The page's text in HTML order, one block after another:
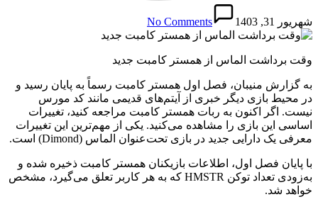
شهریور 31, 1403 No Comments
وقت برداشت الماس از همستر کامبت جدید
به گزارش منیبان، فصل اول همستر کامبت رسماً به پایان رسید و
در محیط بازی دیگر خبری از آیتم‌های قدیمی مانند کد مورس
نیست. اگر اکنون به ربات همستر کامبت مراجعه کنید، تغییرات
اساسی این بازی را مشاهده می‌کنید. یکی از مهم‌ترین این تغییرات
معرفی یک دارایی جدید در بازی تحت‌عنوان الماس (Dimond) است.
با پایان فصل اول، اطلاعات بازیکنان همستر کامبت ذخیره شده و
به‌زودی تعداد توکن HMSTR که به هر کاربر تعلق می‌گیرد، مشخص
خواهد شد.